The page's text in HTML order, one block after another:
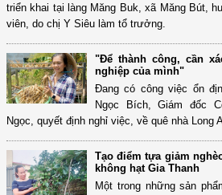
triển khai tại làng Măng Buk, xã Măng Bút,
viên, do chị Y Siêu làm tổ trưởng.
"Để thành công, cần
nghiệp của mình"
Đang có công việc ổn
Ngọc Bích, Giám đốc
Ngọc, quyết định nghỉ việc, về quê nhà Long
Tạo điểm tựa giảm
không hạt Gia Thanh
Một trong những sản